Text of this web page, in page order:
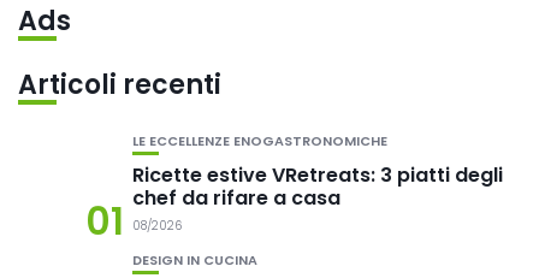
Ads
Articoli recenti
01
LE ECCELLENZE ENOGASTRONOMICHE
Ricette estive VRetreats: 3 piatti degli
chef da rifare a casa
08/2026
DESIGN IN CUCINA